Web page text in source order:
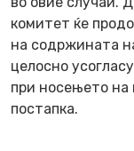
комитет ќе
на содржината
целосно
при носењето на
постапка.